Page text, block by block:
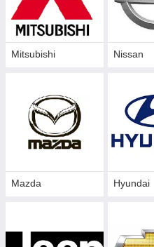
Mitsubishi Nissan
Mazda Hyundai